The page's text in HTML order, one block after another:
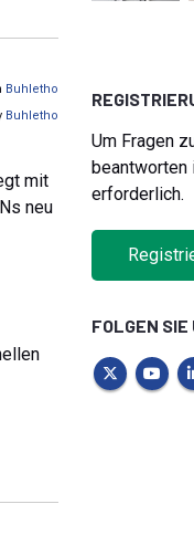
Buhletho
Buhletho
mit
neu
Um Fragen
beantworten
erforderlich.
FOLGEN SIE